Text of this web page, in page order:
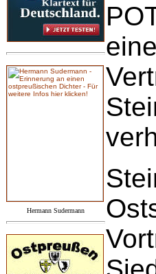
Hermann Sudermann